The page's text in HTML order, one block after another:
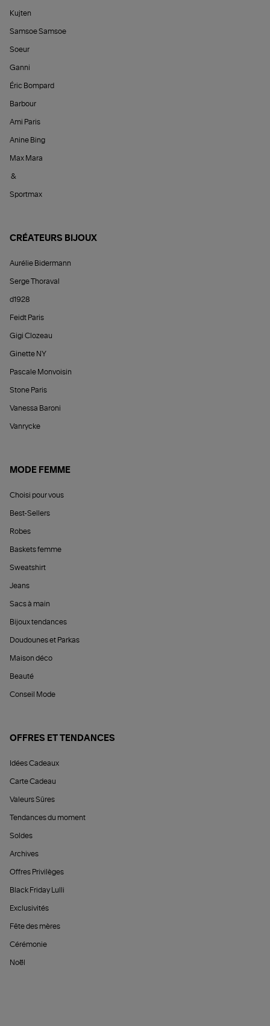
Kujten
Samsoe Samsoe
Soeur
Ganni
Éric Bompard
Barbour
Ami Paris
Anine Bing
Max Mara
&
Sportmax
CRÉATEURS BIJOUX
Aurélie Bidermann
Serge Thoraval
d1928
Feidt Paris
Gigi Clozeau
Ginette NY
Pascale Monvoisin
Stone Paris
Vanessa Baroni
Vanrycke
MODE FEMME
Choisi pour vous
Best-Sellers
Robes
Baskets femme
Sweatshirt
Jeans
Sacs à main
Bijoux tendances
Doudounes et Parkas
Maison déco
Beauté
Conseil Mode
OFFRES ET TENDANCES
Idées Cadeaux
Carte Cadeau
Valeurs Sûres
Tendances du moment
Soldes
Archives
Offres Privilèges
Black Friday Lulli
Exclusivités
Fête des mères
Cérémonie
Noël